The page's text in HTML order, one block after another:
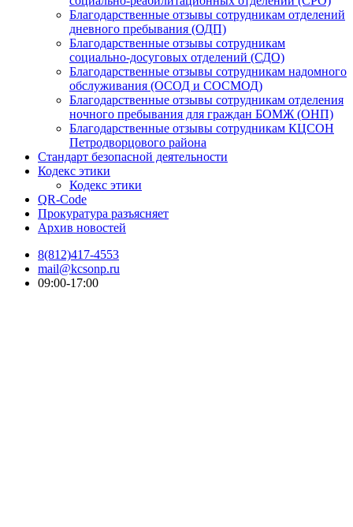
Благодарственные отзывы сотрудникам отделений
дневного пребывания (ОДП)
Благодарственные отзывы сотрудникам
социально-досуговых отделений (СДО)
Благодарственные отзывы сотрудникам надомного
обслуживания (ОСОД и СОСМОД)
Благодарственные отзывы сотрудникам отделения
ночного пребывания для граждан БОМЖ (ОНП)
Благодарственные отзывы сотрудникам КЦСОН
Петродворцового района
Стандарт безопасной деятельности
Кодекс этики
Кодекс этики
QR-Code
Прокуратура разъясняет
Архив новостей
8(812)417-4553
mail@kcsonp.ru
09:00-17:00